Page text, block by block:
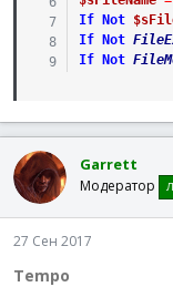
If Not
If Not
If Not
Garrett
Модератор
27 Сен 2017
Tempo